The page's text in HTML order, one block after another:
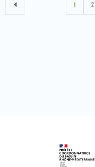
1 2